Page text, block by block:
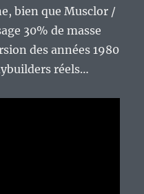
bien que Musclor /
30% de masse
des années 1980
réels…